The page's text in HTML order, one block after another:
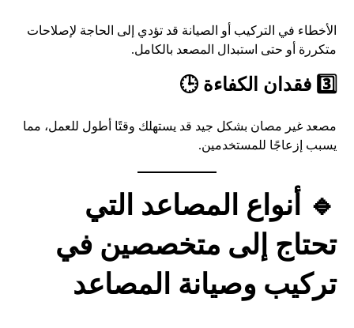
الأخطاء في التركيب أو الصيانة قد تؤدي إلى الحاجة لإصلاحات
متكررة أو حتى استبدال المصعد بالكامل.
3️⃣ فقدان الكفاءة 🕒
مصعد غير مصان بشكل جيد قد يستهلك وقتًا أطول للعمل، مما
يسبب إزعاجًا للمستخدمين.
🔹 أنواع المصاعد التي
تحتاج إلى متخصصين في
تركيب وصيانة المصاعد